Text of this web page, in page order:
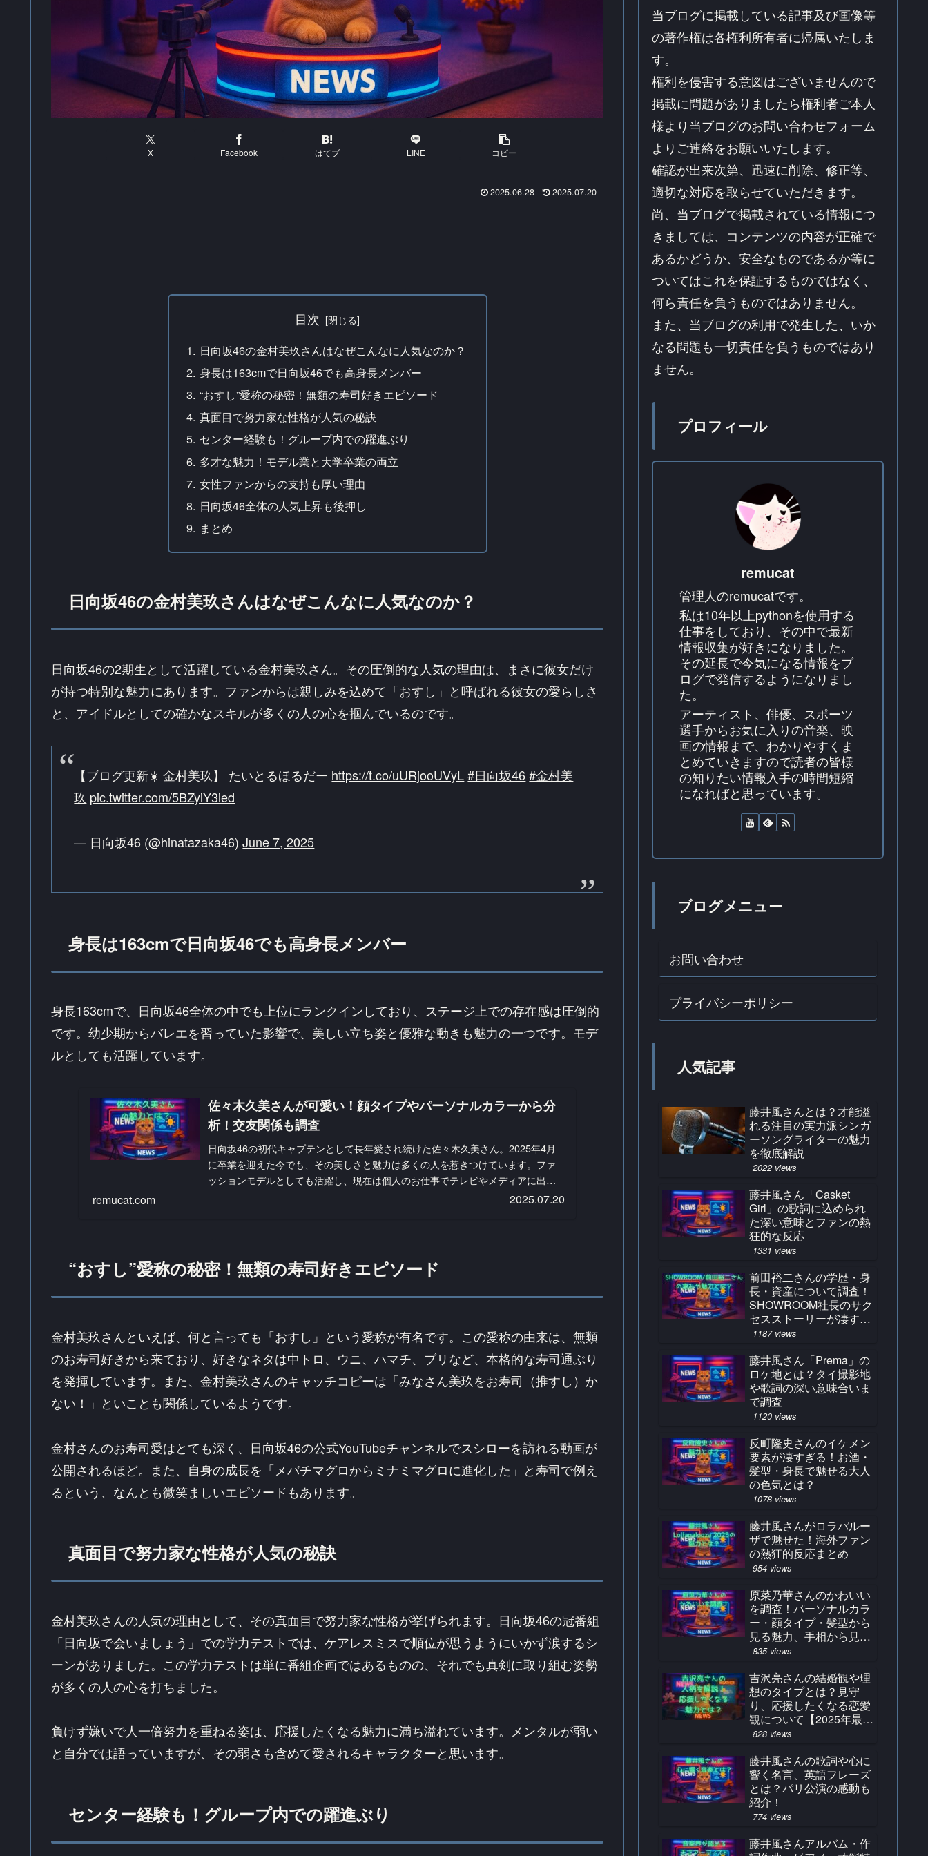
X Facebook はてブ LINE コピー
2025.06.28 2025.07.20
目次
日向坂46の金村美玖さんはなぜこんなに人気なのか？
身長は163cmで日向坂46でも高身長メンバー
“おすし”愛称の秘密！無類の寿司好きエピソード
真面目で努力家な性格が人気の秘訣
センター経験も！グループ内での躍進ぶり
多才な魅力！モデル業と大学卒業の両立
女性ファンからの支持も厚い理由
日向坂46全体の人気上昇も後押し
まとめ
日向坂46の金村美玖さんはなぜこんなに人気なのか？
日向坂46の2期生として活躍している金村美玖さん。その圧倒的な人気の理由は、まさに彼女だけ
が持つ特別な魅力にあります。ファンからは親しみを込めて「おすし」と呼ばれる彼女の愛らしさ
と、アイドルとしての確かなスキルが多くの人の心を掴んでいるのです。
【ブログ更新☀️ 金村美玖】 たいとるほるだー https://t.co/uURjooUVyL #日向坂46 #金村美
玖 pic.twitter.com/5BZyiY3ied
— 日向坂46 (@hinatazaka46)June 7, 2025
身長は163cmで日向坂46でも高身長メンバー
身長163cmで、日向坂46全体の中でも上位にランクインしており、ステージ上での存在感は圧倒的
です。幼少期からバレエを習っていた影響で、美しい立ち姿と優雅な動きも魅力の一つです。モデ
ルとしても活躍しています。
佐々木久美さんが可愛い！顔タイプやパーソナルカラーから分
析！交友関係も調査
日向坂46の初代キャプテンとして長年愛され続けた佐々木久美さん。2025年4月
に卒業を迎えた今でも、その美しさと魅力は多くの人を惹きつけています。ファ
ッションモデルとしても活躍し、現在は個人のお仕事でテレビやメディアに出演
remucat.com 2025.07.20
“おすし”愛称の秘密！無類の寿司好きエピソード
金村美玖さんといえば、何と言っても「おすし」という愛称が有名です。この愛称の由来は、無類
のお寿司好きから来ており、好きなネタは中トロ、ウニ、ハマチ、ブリなど、本格的な寿司通ぶり
を発揮しています。また、金村美玖さんのキャッチコピーは「みなさん美玖をお寿司（推すし）か
ない！」といことも関係しているようです。
金村さんのお寿司愛はとても深く、日向坂46の公式YouTubeチャンネルでスシローを訪れる動画が
公開されるほど。また、自身の成長を「メバチマグロからミナミマグロに進化した」と寿司で例え
るという、なんとも微笑ましいエピソードもあります。
真面目で努力家な性格が人気の秘訣
金村美玖さんの人気の理由として、その真面目で努力家な性格が挙げられます。日向坂46の冠番組
「日向坂で会いましょう」での学力テストでは、ケアレスミスで順位が思うようにいかず涙するシ
ーンがありました。この学力テストは単に番組企画ではあるものの、それでも真剣に取り組む姿勢
が多くの人の心を打ちました。
負けず嫌いで人一倍努力を重ねる姿は、応援したくなる魅力に満ち溢れています。メンタルが弱い
と自分では語っていますが、その弱さも含めて愛されるキャラクターと思います。
センター経験も！グループ内での躍進ぶり
当ブログに掲載している記事及び画像等
の著作権は各権利所有者に帰属いたしま
す。
権利を侵害する意図はございませんので
掲載に問題がありましたら権利者ご本人
様より当ブログのお問い合わせフォーム
よりご連絡をお願いいたします。
確認が出来次第、迅速に削除、修正等、
適切な対応を取らせていただきます。
尚、当ブログで掲載されている情報につ
きましては、コンテンツの内容が正確で
あるかどうか、安全なものであるか等に
ついてはこれを保証するものではなく、
何ら責任を負うものではありません。
また、当ブログの利用で発生した、いか
なる問題も一切責任を負うものではあり
ません。
プロフィール
remucat
管理人のremucatです。
私は10年以上pythonを使用する
仕事をしており、その中で最新
情報収集が好きになりました。
その延長で今気になる情報をブ
ログで発信するようになりまし
た。
アーティスト、俳優、スポーツ
選手からお気に入りの音楽、映
画の情報まで、わかりやすくま
とめていきますので読者の皆様
の知りたい情報入手の時間短縮
になればと思っています。
ブログメニュー
お問い合わせ
プライバシーポリシー
人気記事
藤井風さんとは？才能溢
れる注目の実力派シンガ
ーソングライターの魅力
を徹底解説
2022 views
藤井風さん「Casket
Girl」の歌詞に込められ
た深い意味とファンの熱
狂的な反応
1331 views
前田裕二さんの学歴・身
長・資産について調査！
SHOWROOM社長のサク
セスストーリーが凄すぎ
る！
1187 views
藤井風さん「Prema」の
ロケ地とは？タイ撮影地
や歌詞の深い意味合いま
で調査
1120 views
反町隆史さんのイケメン
要素が凄すぎる！お酒・
髪型・身長で魅せる大人
の色気とは？
1078 views
藤井風さんがロラパルー
ザで魅せた！海外ファン
の熱狂的反応まとめ
954 views
原菜乃華さんのかわいい
を調査！パーソナルカラ
ー・顔タイプ・髪型から
見る魅力、手相から見る
占い結果とは？
835 views
吉沢亮さんの結婚観や理
想のタイプとは？見守
り、応援したくなる恋愛
観について【2025年最
新】
828 views
藤井風さんの歌詞や心に
響く名言、英語フレーズ
とは？パリ公演の感動も
紹介！
774 views
藤井風さんアルバム・作